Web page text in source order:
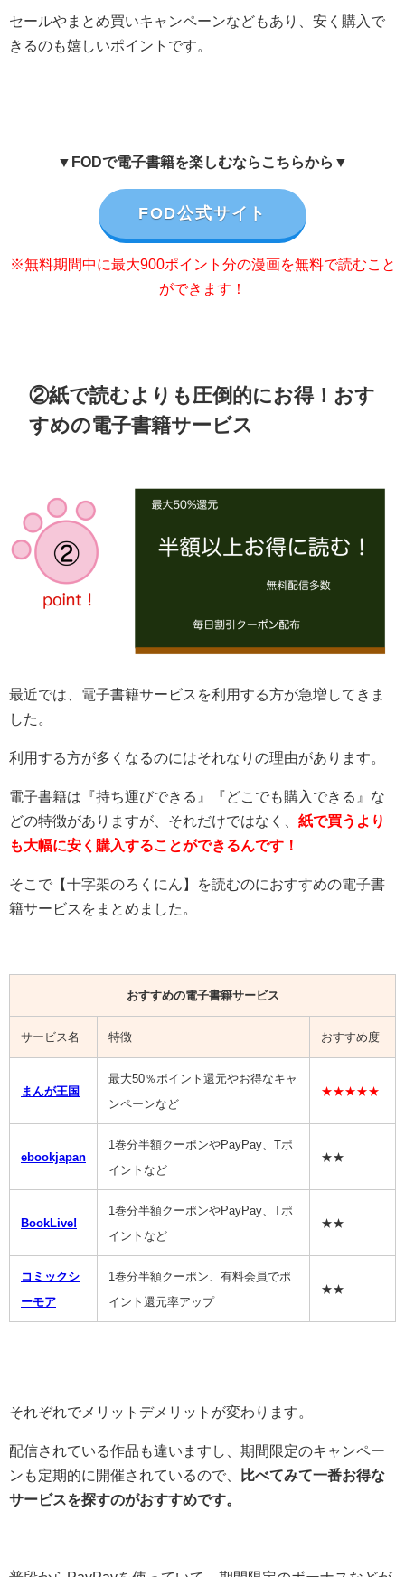
セールやまとめ買いキャンペーンなどもあり、安く購入で
きるのも嬉しいポイントです。
▼FODで電子書籍を楽しむならこちらから▼
FOD公式サイト
※無料期間中に最大900ポイント分の漫画を無料で読むこと
ができます！
②紙で読むよりも圧倒的にお得！おす
すめの電子書籍サービス
最近では、電子書籍サービスを利用する方が急増してきま
した。
利用する方が多くなるのにはそれなりの理由があります。
電子書籍は『持ち運びできる』『どこでも購入できる』な
どの特徴がありますが、それだけではなく、 紙で買うより
も大幅に安く購入することができるんです！
そこで【十字架のろくにん 】を読むのにおすすめの電子書
籍サービスをまとめました。
おすすめの電子書籍サービス
サービス名 特徴 おすすめ度
まんが王国
最大50％ポイント還元やお得なキャ
ンペーンなど
★★★★★
ebookjapan
1巻分半額クーポンやPayPay、Tポ
イントなど
★★
BookLive!
1巻分半額クーポンやPayPay、Tポ
イントなど
★★
コミックシ
ーモア
1巻分半額クーポン、有料会員でポ
イント還元率アップ
★★
それぞれでメリットデメリットが変わります。
配信されている作品も違いますし、期間限定のキャンペー
ンも定期的に開催されているので、
比べてみて一番お得な
サービスを探すのがおすすめです。